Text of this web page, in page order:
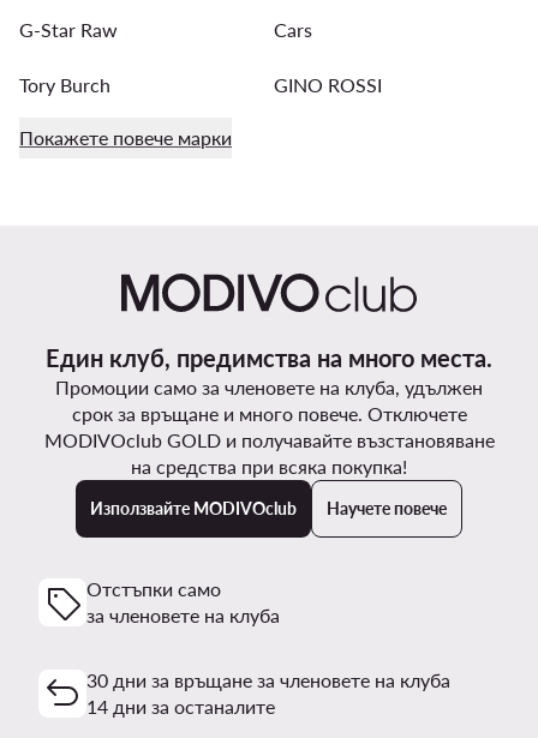
G-Star Raw Cars
Tory Burch GINO ROSSI
Покажете повече марки
Един клуб, предимства на много места.
Промоции само за членовете на клуба, удължен
срок за връщане и много повече. Отключете
MODIVOclub GOLD и получавайте възстановяване
на средства при всяка покупка!
Използвайте MODIVOclub Научете повече
Отстъпки само
за членовете на клуба
30 дни за връщане за членовете на клуба
14 дни за останалите